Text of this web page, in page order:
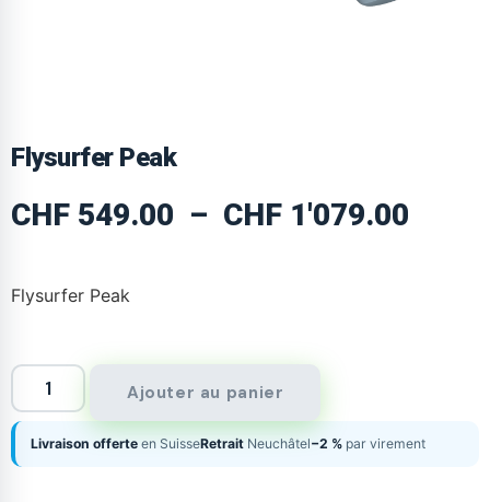
Flysurfer Peak
CHF 549.00 – CHF 1'079.00
Flysurfer Peak
Ajouter au panier
Livraison offerte en SuisseRetrait Neuchâtel−2 % par virement